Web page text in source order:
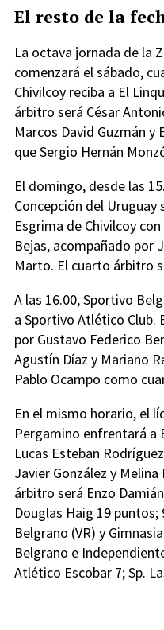
El resto de la
La octava jornada de la
comenzará el sábado,
Chivilcoy reciba a El
árbitro será César
Marcos David Guzmán y
que Sergio Hernán
El domingo, desde las
Concepción del
Esgrima de Chivilcoy
Bejas, acompañado por
Marto. El cuarto árbitro
A las 16.00, Sportivo
a Sportivo Atlético Club.
por Gustavo Federico
Agustín Díaz y Mariano
Pablo Ocampo como
En el mismo horario, el
Pergamino enfrentará a
Lucas Esteban
Javier González y
árbitro será Enzo
Douglas Haig 19
Belgrano (VR) y
Belgrano e
Atlético Escobar 7; Sp.